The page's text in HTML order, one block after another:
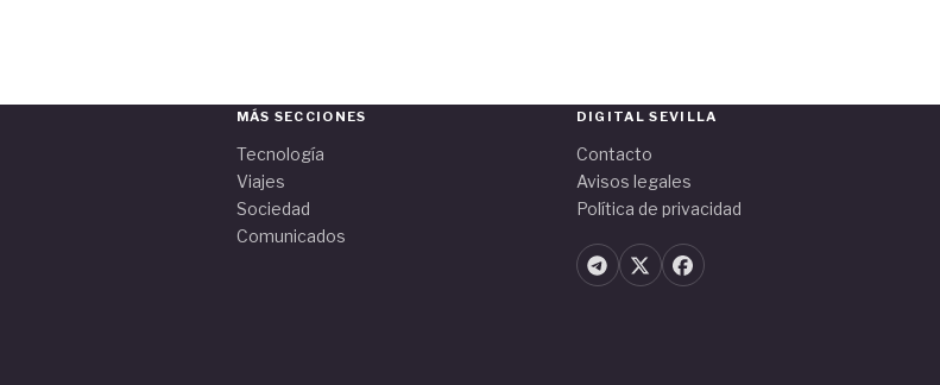
MÁS SECCIONES
Tecnología
Viajes
Sociedad
Comunicados
DIGITAL SEVILLA
Contacto
Avisos legales
Política de privacidad